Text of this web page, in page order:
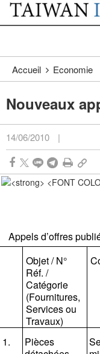
Passer au contenu
:::
Accueil Economie
Nouveaux
14/06/2010 |
Appels d’offres
Objet / N°
Réf. /
Catégorie
(Fournitures,
Services ou
Travaux)
1.
Pièces